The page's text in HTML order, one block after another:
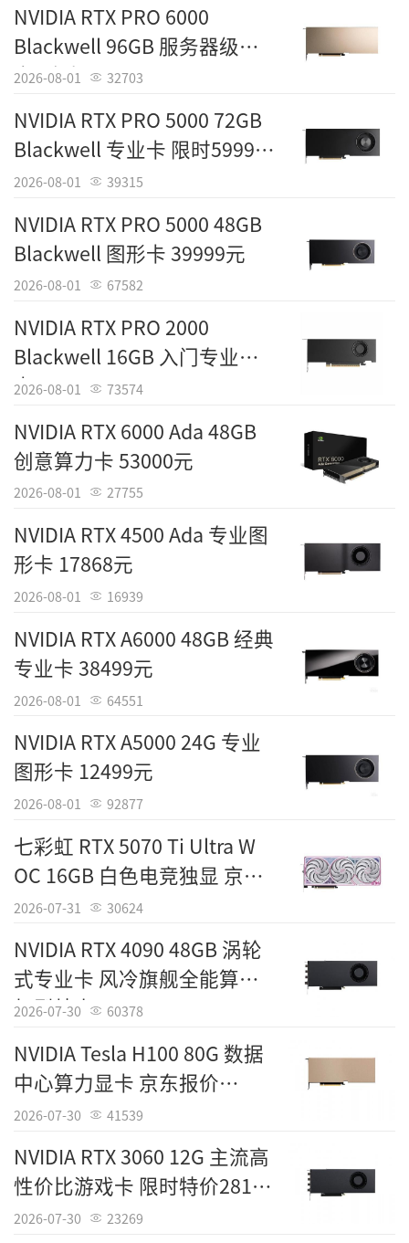
NVIDIA RTX PRO 6000
Blackwell 96GB 服务器级显
卡 到手88299元
2026-08-01 32703
NVIDIA RTX PRO 5000 72GB
Blackwell 专业卡 限时59999
元
2026-08-01 39315
NVIDIA RTX PRO 5000 48GB
Blackwell 图形卡 39999元
2026-08-01 67582
NVIDIA RTX PRO 2000
Blackwell 16GB 入门专业显
卡 5499元
2026-08-01 73574
NVIDIA RTX 6000 Ada 48GB
创意算力卡 53000元
2026-08-01 27755
NVIDIA RTX 4500 Ada 专业图
形卡 17868元
2026-08-01 16939
NVIDIA RTX A6000 48GB 经典
专业卡 38499元
2026-08-01 64551
NVIDIA RTX A5000 24G 专业
图形卡 12499元
2026-08-01 92877
七彩虹 RTX 5070 Ti Ultra W
OC 16GB 白色电竞独显 京东
7599元
2026-07-31 30624
NVIDIA RTX 4090 48GB 涡轮
式专业卡 风冷旗舰全能算力
机型特惠27299元
2026-07-30 60378
NVIDIA Tesla H100 80G 数据
中心算力显卡 京东报价
243000元
2026-07-30 41539
NVIDIA RTX 3060 12G 主流高
性价比游戏卡 限时特价2813
元
2026-07-30 23269